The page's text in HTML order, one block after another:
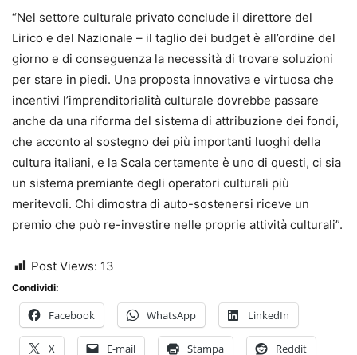
“Nel settore culturale privato conclude il direttore del
Lirico e del Nazionale – il taglio dei budget è all’ordine del
giorno e di conseguenza la necessità di trovare soluzioni
per stare in piedi. Una proposta innovativa e virtuosa che
incentivi l’imprenditorialità culturale dovrebbe passare
anche da una riforma del sistema di attribuzione dei fondi,
che acconto al sostegno dei più importanti luoghi della
cultura italiani, e la Scala certamente è uno di questi, ci sia
un sistema premiante degli operatori culturali più
meritevoli. Chi dimostra di auto-sostenersi riceve un
premio che può re-investire nelle proprie attività culturali”.
Post Views: 13
Condividi:
Facebook WhatsApp LinkedIn
X E-mail Stampa Reddit